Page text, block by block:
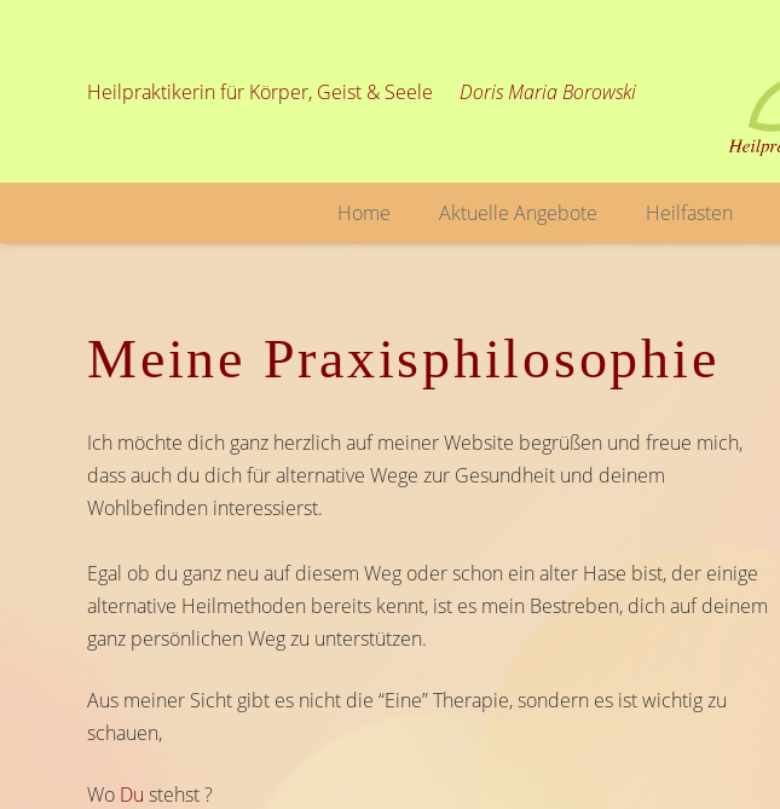
Heilpraktikerin für Körper, Geist & Seele Doris Maria Borowski
Home Aktuelle Angebote Heilfasten
Meine Praxisphilosophie
Ich möchte dich ganz herzlich auf meiner Website begrüßen und freue mich,
dass auch du dich für alternative Wege zur Gesundheit und deinem
Wohlbefinden interessierst.
Egal ob du ganz neu auf diesem Weg oder schon ein alter Hase bist, der einige
alternative Heilmethoden bereits kennt, ist es mein Bestreben, dich auf deinem
ganz persönlichen Weg zu unterstützen.
Aus meiner Sicht gibt es nicht die “Eine” Therapie, sondern es ist wichtig zu
schauen,
Wo Du stehst ?